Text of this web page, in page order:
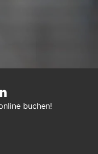
buchen!